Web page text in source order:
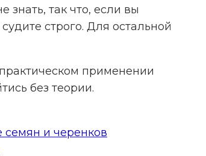
знать, так что, если вы
строго. Для остальной
применении
без теории.
и черенков
ИССЛЕДОВАНИЕ: ОСТРЫЙ